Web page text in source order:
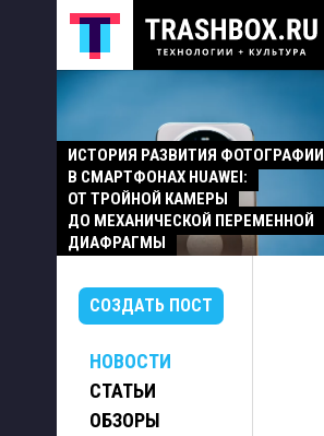
ИСТОРИЯ РАЗВИТИЯ ФОТОГРАФИИ
В СМАРТФОНАХ HUAWEI:
ОТ ТРОЙНОЙ КАМЕРЫ
ДО МЕХАНИЧЕСКОЙ ПЕРЕМЕННОЙ
ДИАФРАГМЫ
СОЗДАТЬ ПОСТ
НОВОСТИ
СТАТЬИ
ОБЗОРЫ